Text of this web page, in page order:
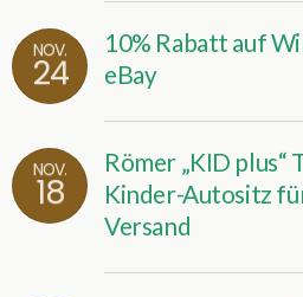
NOV.
24
10% Rabatt auf
eBay
NOV.
18
Römer „KID plus“
Kinder-Autositz
Versand